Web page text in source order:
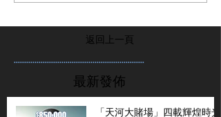
返回上一頁
...............................................................
最新發佈
「天河大賭場」四載輝煌時光